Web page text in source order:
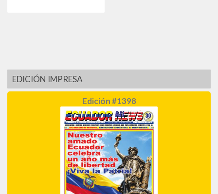
EDICIÓN IMPRESA
Edición #1398